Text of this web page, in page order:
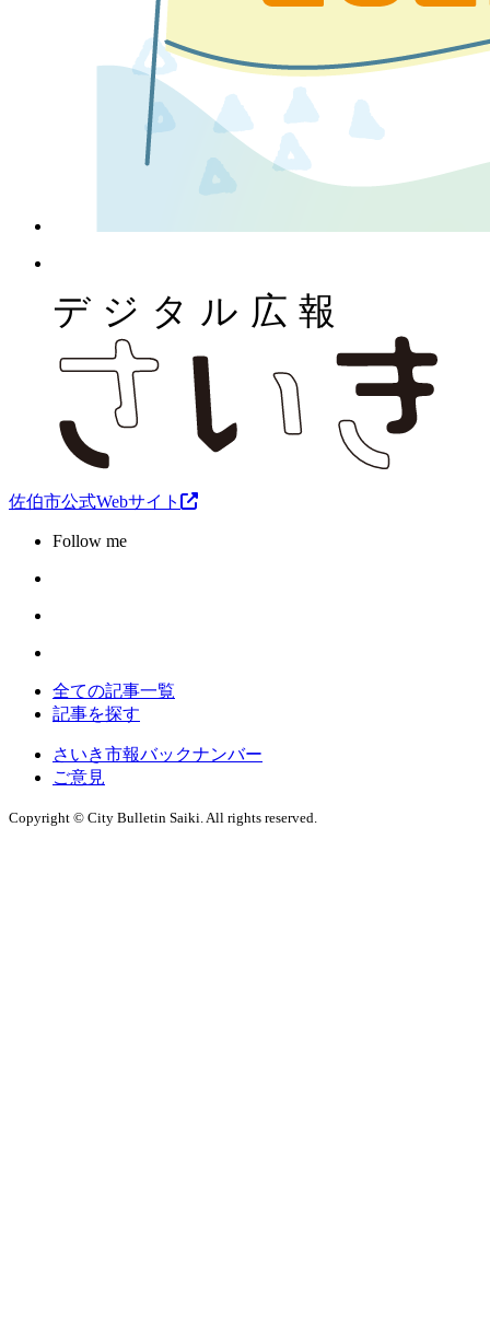
佐伯市公式Webサイト
Follow me
全ての記事一覧
記事を探す
さいき市報バックナンバー
ご意見
Copyright © City Bulletin Saiki. All rights reserved.